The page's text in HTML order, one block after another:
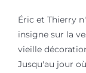
Éric et Thierry
insigne sur la
vieille
Jusqu'au jour